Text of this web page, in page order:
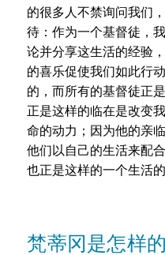
的很多人不禁询问我们
待：作为一个基督徒，
论并分享这生活的经验
的喜乐促使我们如此行
的，而所有的基督徒正
正是这样的临在是改变
命的动力；因为他的亲
他们以自己的生活来配
也正是这样的一个生活
梵蒂冈是怎样